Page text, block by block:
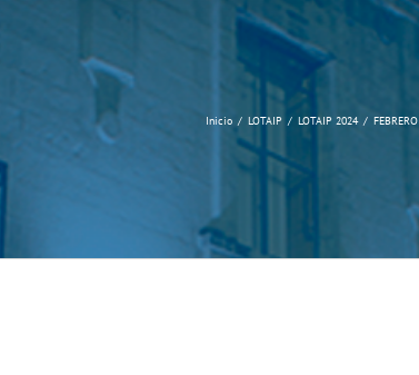
Inicio LOTAIP LOTAIP 2024 FEBRERO